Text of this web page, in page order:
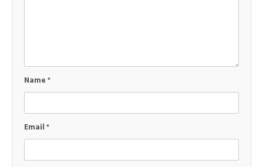
Name*
Email*